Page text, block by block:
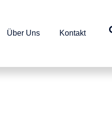
Über Uns Kontakt